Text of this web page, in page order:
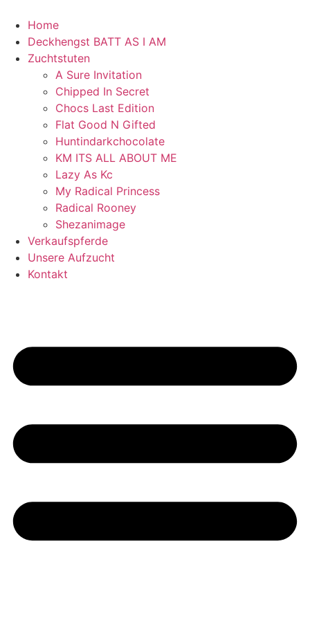
Home
Deckhengst BATT AS I AM
Zuchtstuten
A Sure Invitation
Chipped In Secret
Chocs Last Edition
Flat Good N Gifted
Huntindarkchocolate
KM ITS ALL ABOUT ME
Lazy As Kc
My Radical Princess
Radical Rooney
Shezanimage
Verkaufspferde
Unsere Aufzucht
Kontakt